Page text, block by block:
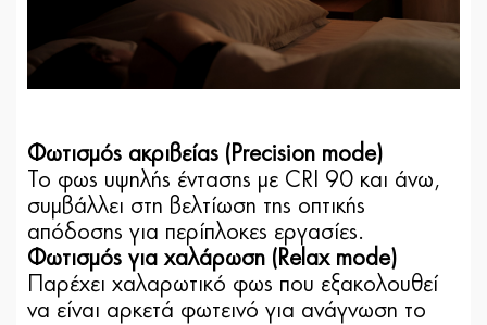
Φωτισμός ακριβείας (Precision mode)
Το φως υψηλής έντασης με CRI 90 και άνω,
συμβάλλει στη βελτίωση της οπτικής
απόδοσης για περίπλοκες εργασίες.
Φωτισμός για χαλάρωση (Relax mode)
Παρέχει χαλαρωτικό φως που εξακολουθεί
να είναι αρκετά φωτεινό για ανάγνωση το